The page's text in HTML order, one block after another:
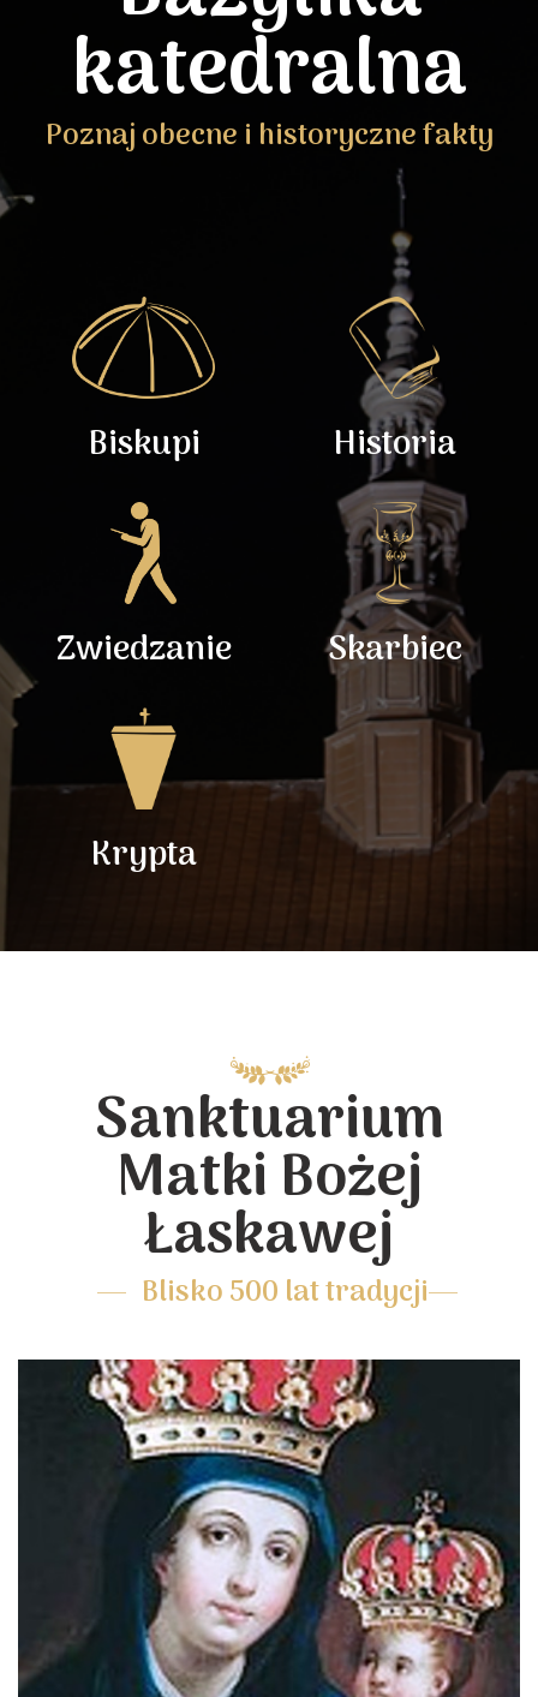
katedralna
Poznaj obecne i historyczne fakty
Biskupi Historia
Zwiedzanie Skarbiec
Krypta
Sanktuarium
Matki Bożej
Łaskawej
Blisko 500 lat tradycji